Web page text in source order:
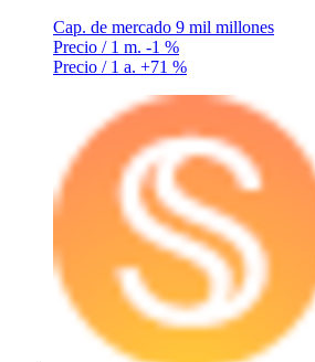
Cap. de mercado 9 mil millones
Precio / 1 m. -1 %
Precio / 1 a. +71 %